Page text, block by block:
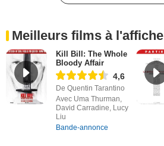
Meilleurs films à l'affiche
Kill Bill: The Whole
Bloody Affair
4,6
De Quentin Tarantino
Avec Uma Thurman,
David Carradine, Lucy
Liu
Bande-annonce